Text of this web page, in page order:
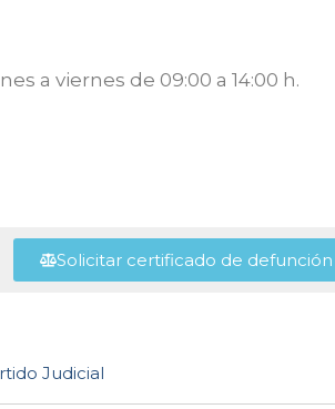
a viernes de 09:00 a 14:00 h.
Solicitar certificado de defunción
Judicial